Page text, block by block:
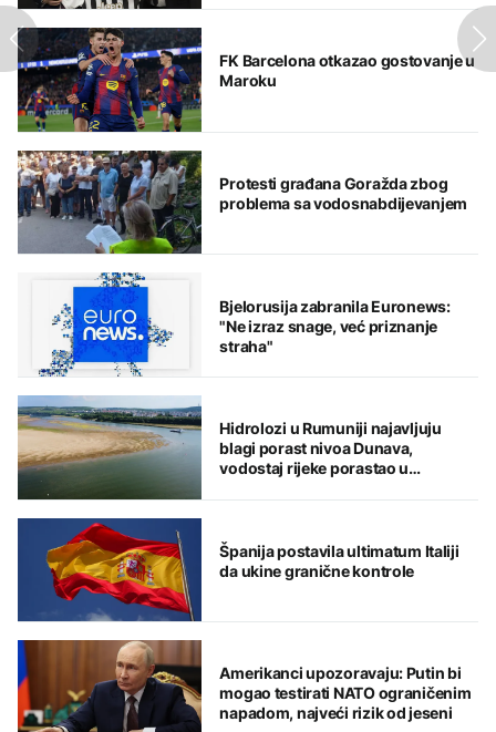
FK Barcelona otkazao gostovanje u
Maroku
Protesti građana Goražda zbog
problema sa vodosnabdijevanjem
Bjelorusija zabranila Euronews:
"Ne izraz snage, već priznanje
straha"
Hidrolozi u Rumuniji najavljuju
blagi porast nivoa Dunava,
vodostaj rijeke porastao u
Španija postavila ultimatum Italiji
da ukine granične kontrole
Amerikanci upozoravaju: Putin bi
mogao testirati NATO ograničenim
napadom, najveći rizik od jeseni